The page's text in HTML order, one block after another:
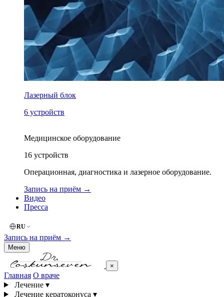
Лазерный блок
6 устройств
Медицинское оборудование
16 устройств
Операционная, диагностика и лазерное оборудование.
Запись на приём →
Видео
Пресса
RU
Запись на приём →
Меню
×
Главная О враче
Лечение ▾
Лечение кератоконуса ▾